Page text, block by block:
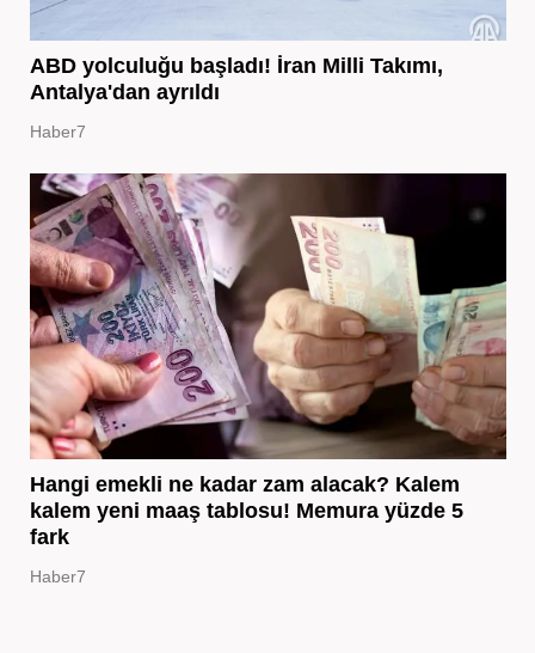
ABD yolculuğu başladı! İran Milli Takımı,
Antalya'dan ayrıldı
Haber7
Hangi emekli ne kadar zam alacak? Kalem
kalem yeni maaş tablosu! Memura yüzde 5
fark
Haber7